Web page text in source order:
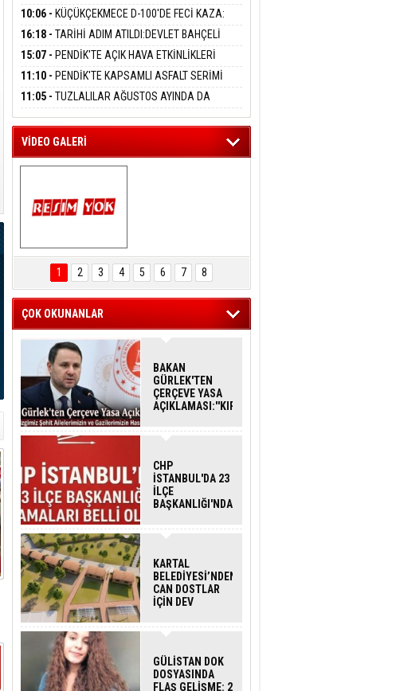
Meltem Kaynas
AFFETMEYECEĞİM!
BAŞSAVCILIĞINDAN ÖZGÜR ÖZEL VE VELİ
AĞBABA HAKKINDA FEZLEKE
10:06 - KÜÇÜKÇEKMECE D-100'DE FECİ KAZA:
OTOMOBİL İETT OTOBÜSÜNE ÇARPTI 3 KİŞİ
HAYATINI KAYBETTİ
16:18 - TARİHİ ADIM ATILDI:DEVLET BAHÇELİ
'TERÖRSÜZ TÜRKİYE' ÇERÇEVE YASA TEKLİFİNİ
İMZALADI
15:07 - PENDİK'TE AÇIK HAVA ETKİNLİKLERİ
ÇOCUK SİNEMASIYLA BAŞLADI
11:10 - PENDİK'TE KAPSAMLI ASFALT SERİMİ
BAŞLADI
11:05 - TUZLALILAR AĞUSTOS AYINDA DA
SİNEMAYA DOYACAK
VİDEO GALERİ
KARTAL ENGELSİZ
YAŞAM FESTİVALİ
KONSERİ
İZLEYİCİLERİ MEST
1 2 3 4 5 6 7 8
ÇOK OKUNANLAR
BAKAN
GÜRLEK'TEN
ÇERÇEVE YASA
AÇIKLAMASI:''KIRMIZI
AİLELERİ VE
CHP
İSTANBUL'DA 23
İLÇE
BAŞKANLIĞI'NDA
GERÇEKLEŞTİ
KARTAL
BELEDİYESİ’NDEN
CAN DOSTLAR
İÇİN DEV
GÜLİSTAN DOK
DOSYASINDA
FLAŞ GELİŞME: 2